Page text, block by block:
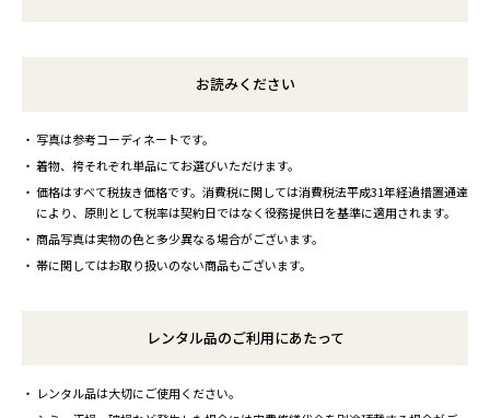
お読みください
写真は参考コーディネートです。
着物、袴それぞれ単品にてお選びいただけます。
価格はすべて税抜き価格です。消費税に関しては消費税法平成31年経過措置通達
により、原則として税率は契約日ではなく役務提供日を基準に適用されます。
商品写真は実物の色と多少異なる場合がございます。
帯に関してはお取り扱いのない商品もございます。
レンタル品のご利用にあたって
レンタル品は大切にご使用ください。